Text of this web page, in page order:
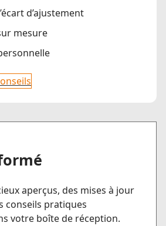
d’ajustement
mesure
aperçus, des mises à jour
conseils pratiques
votre boîte de réception.